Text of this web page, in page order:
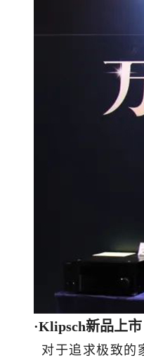
·Klipsch新品上市
对于追求极致的